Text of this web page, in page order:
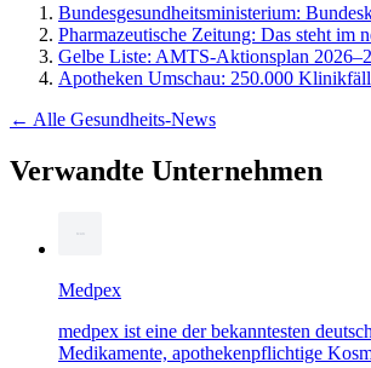
Bundesgesundheitsministerium:
Pharmazeutische Zeitung: Das steht im
Gelbe Liste: AMTS-Aktionsplan
Apotheken Umschau: 250.000
← Alle Gesundheits-News
Verwandte Unternehmen
Medpex
medpex ist eine der bekanntesten
Medikamente, apothekenpflichtige